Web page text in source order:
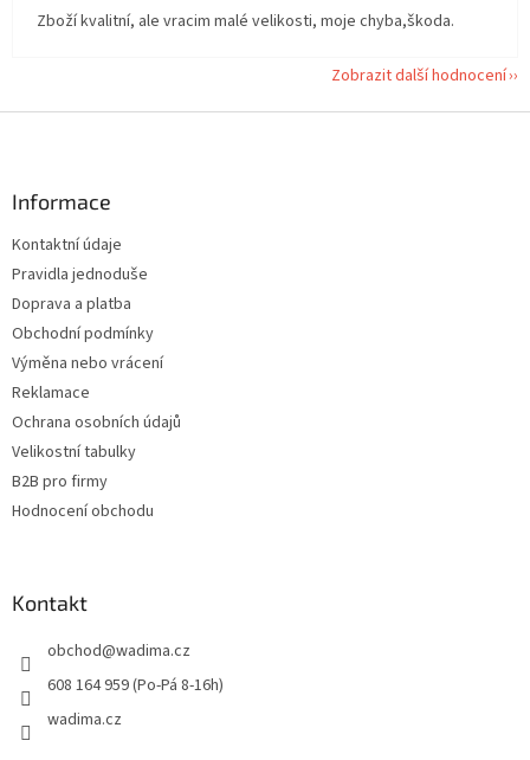
Zboží kvalitní, ale vracim malé velikosti, moje chyba,škoda.
Zobrazit další hodnocení
Informace
Kontaktní údaje
Pravidla jednoduše
Doprava a platba
Obchodní podmínky
Výměna nebo vrácení
Reklamace
Ochrana osobních údajů
Velikostní tabulky
B2B pro firmy
Hodnocení obchodu
Kontakt
obchod@wadima.cz
608 164 959 (Po-Pá 8-16h)
wadima.cz